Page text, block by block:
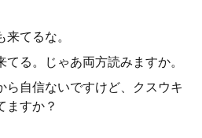
てるな。
る。じゃあ両方読みますか。
ら自信ないですけど、クスウキ
ますか？